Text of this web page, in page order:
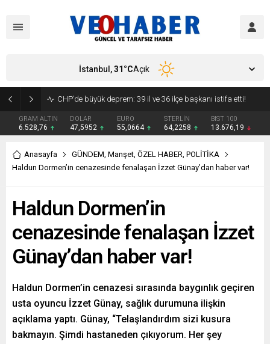
GRAM ALTIN
6.528,76
DOLAR
47,5952
EURO
55,0664
STERLİN
64,2258
BIST 100
13.676,19
İstanbul,31°CAçık
Anasayfa GÜNDEM, Manşet, ÖZEL HABER, POLİTİKA
Haldun Dormen’in cenazesinde fenalaşan İzzet Günay’dan haber var!
Haldun Dormen’in
cenazesinde fenalaşan İzzet
Günay’dan haber var!
Haldun Dormen’in cenazesi sırasında baygınlık geçiren
usta oyuncu İzzet Günay, sağlık durumuna ilişkin
açıklama yaptı. Günay, “Telaşlandırdım sizi kusura
bakmayın. Şimdi hastaneden çıkıyorum. Her şey